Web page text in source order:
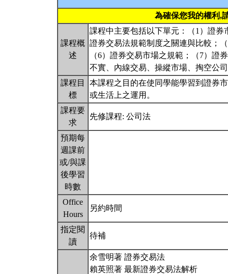
為確保您我的權利,
課程概
述
課程中主要包括以下單元：（1）證
證券交易法規範制度之關連與比較；
（6）證券交易市場之規範；（7）證
不實、內線交易、操縱市場、掏空公
課程目
標
本課程之目的在使同學能學習到證券
或生活上之運用。
課程要
求
先修課程: 公司法
預期每
週課前
或/與課
後學習
時數
Office
Hours
另約時間
指定閱
讀
待補
余雪明著 證券交易法
賴英照著 最新證券交易法解析